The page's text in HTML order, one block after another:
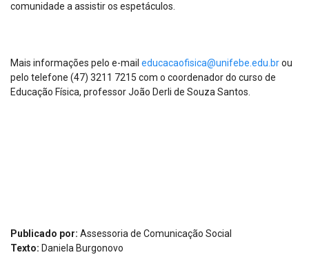
comunidade a assistir os espetáculos.
Mais informações pelo e-mail educacaofisica@unifebe.edu.brou
pelo telefone (47) 3211 7215 com o coordenador do curso de
Educação Física, professor João Derli de Souza Santos.
Publicado por: Assessoria de Comunicação Social
Texto: Daniela Burgonovo